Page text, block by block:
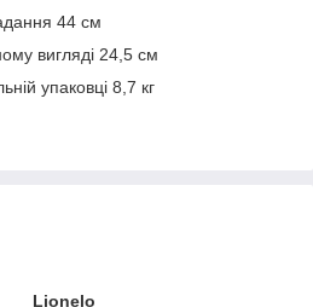
44 см
вигляді 24,5 см
упаковці 8,7 кг
Lionelo